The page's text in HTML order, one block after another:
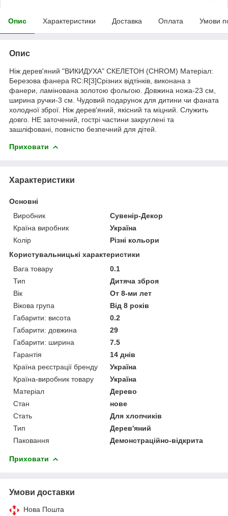
Опис Характеристики Доставка Оплата Умови
Опис
Ніж дерев'яний "ВИКИДУХА" СКЕЛЕТОН (CHROM) Матеріал:
Березова фанера RC:R[3]Cрізних відтінків, виконана з
фанери, ламінована золотою фольгою. Довжина ножа-23 см,
ширина ручки-3 см. Чудовий подарунок для дитини чи фаната
холодної зброї. Ніж дерев'яний, якісний та міцний. Служить
довго. НЕ заточений, гострі частини закруглені та
зашліфовані, повністю безпечний для дітей.
Приховати
Характеристики
Основні
Виробник
Сувенір-Декор
Країна виробник
Україна
Колір
Різні кольори
Користувальницькі характеристики
Вага товару
0.1
Тип
Дитяча зброя
Вік
От 8-ми лет
Вікова група
Від 8 років
Габарити: висота
0.2
Габарити: довжина
29
Габарити: ширина
7.5
Гарантія
14 днів
Країна реєстрації бренду
Україна
Країна-виробник товару
Україна
Матеріал
Дерево
Стан
нове
Стать
Для хлопчиків
Тип
Дерев'яний
Паковання
Демонстраційно-відкрита
Приховати
Умови доставки
Нова Пошта